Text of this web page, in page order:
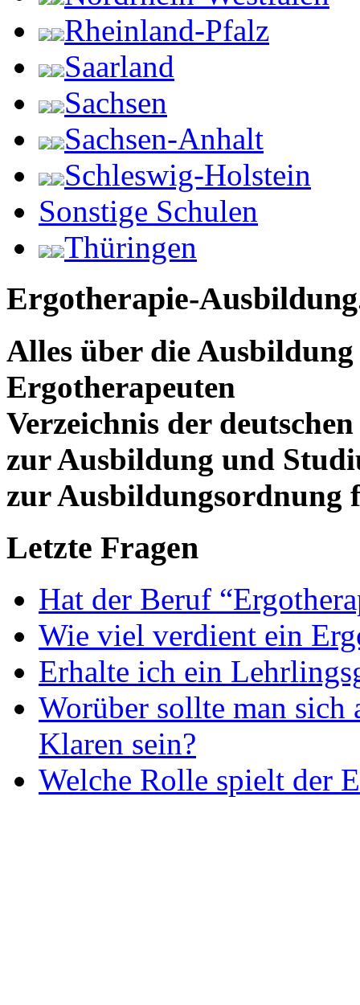
Rheinland-Pfalz
Saarland
Sachsen
Sachsen-Anhalt
Schleswig-Holstein
Sonstige Schulen
Thüringen
Ergotherapie-
Alles über die
Ergotherapeuten
Verzeichnis der
zur Ausbildung und
zur Ausbildungsordnung
Letzte Fragen
Hat der Beruf
Wie viel verdient ein
Erhalte ich ein
Worüber sollte man sich
Klaren sein?
Welche Rolle spielt der